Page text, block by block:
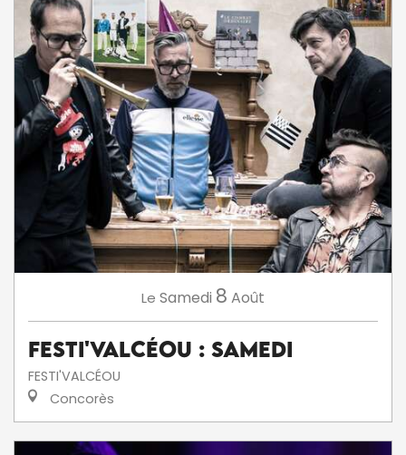
Le Samedi 8 Août
Festi'ValCéou : Samedi
FESTI'VALCÉOU
Concorès